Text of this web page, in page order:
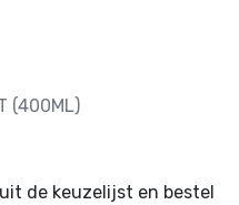
(400ML)
de keuzelijst en bestel